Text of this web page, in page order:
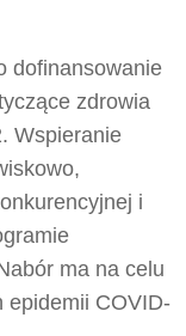
dofinansowanie
zdrowia
Wspieranie
i
ma na celu
epidemii COVID-